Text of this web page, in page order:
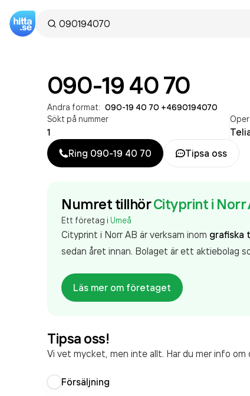
090-19 40 70
Andra format: 090-19 40 70 +4690194070
Sökt på nummer
1
Ring 090-19 40 70 Tipsa oss
Numret tillhörCityprint i Norr
Ett företag i Umeå
Cityprint i Norr AB är verksam inom grafiska
sedan året innan. Bolaget är ett aktiebolag
Läs mer om företaget
Tipsa oss!
Vi vet mycket, men inte allt. Har du mer info
Försäljning